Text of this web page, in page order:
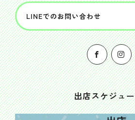
LINEでのお問い合わせ
出店スケジュ